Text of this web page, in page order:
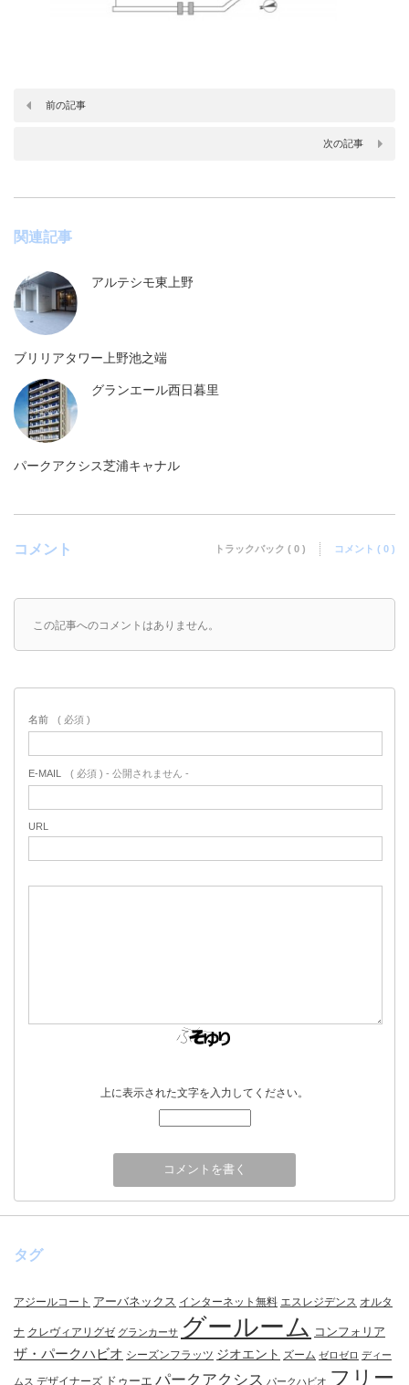
前の記事
次の記事
関連記事
アルテシモ東上野
ブリリアタワー上野池之端
グランエール西日暮里
パークアクシス芝浦キャナル
コメント トラックバック ( 0 ) コメント ( 0 )
この記事へのコメントはありません。
名前 ( 必須 )
E-MAIL ( 必須 ) - 公開されません -
URL
上に表示された文字を入力してください。
タグ
アジールコート アーバネックス インターネット無料 エスレジデンス オルタ
ナ クレヴィアリグゼ グランカーサ グールーム コンフォリア
ザ・パークハビオ シーズンフラッツ ジオエント ズーム ゼロゼロ ディー
ムス デザイナーズ ドゥーエ パークアクシス パークハビオ フリー